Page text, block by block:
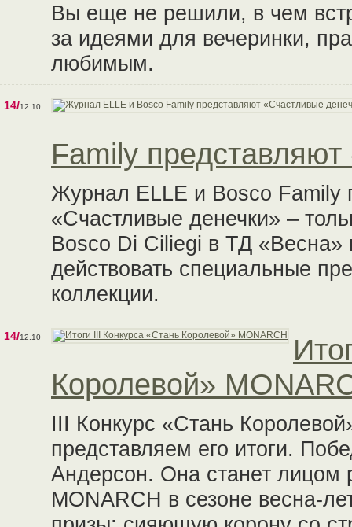
Вы еще не решили, в чем
за идеями для вечеринки,
любимым.
14/12.10
Family
Журнал ELLE и Bosco Family
«Счастливые денечки» –
Bosco Di Ciliegi в ТД «Весна»
действовать специальные
коллекции.
14/12.10
Королевой»
III Конкурс «Стань
представляем его итоги.
Андерсон. Она станет лицом
MONARCH в сезоне весна-